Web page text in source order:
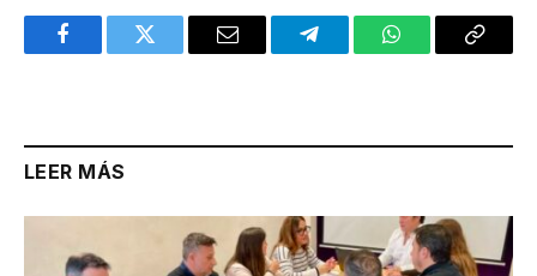
FacebookTwitter Email TelegramWhatsAppCopy
LEER MÁS